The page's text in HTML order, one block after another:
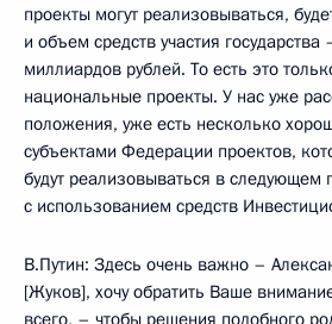
проекты могут реализовываться,
и объем средств участия
миллиардов рублей. То есть это
национальные проекты. У нас уже
положения, уже есть несколько
субъектами Федерации проектов,
будут реализовываться в следующем
с использованием средств
В.Путин: Здесь очень важно –
[Жуков], хочу обратить Ваше
всего, – чтобы решения подобного